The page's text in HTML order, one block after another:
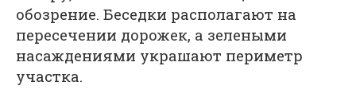
обозрение. Беседки располагают на
пересечении дорожек, а зелеными
насаждениями украшают периметр
участка.